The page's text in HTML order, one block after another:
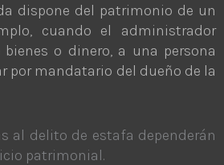
dispone del patrimonio de un
cuando el administrador
bienes o dinero, a una persona
por mandatario del dueño de la
al delito de estafa dependerán
patrimonial.